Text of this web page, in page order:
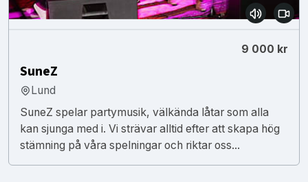
9 000 kr
SuneZ
Lund
SuneZ spelar partymusik, välkända låtar som alla
kan sjunga med i. Vi strävar alltid efter att skapa hög
stämning på våra spelningar och riktar oss...